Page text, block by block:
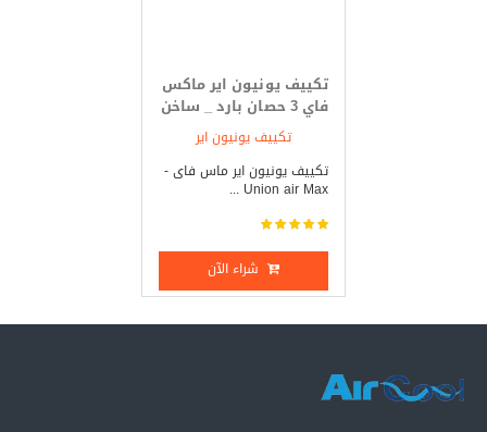
تكييف يونيون اير ماكس
فاي 3 حصان بارد _ ساخن
تكييف يونيون اير
تكييف يونيون اير ماس فاى -
Union air Max ...
شراء الآن